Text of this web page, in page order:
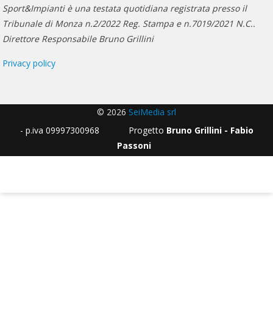
Sport&Impianti è una testata quotidiana registrata presso il
Tribunale di Monza n.2/2022 Reg. Stampa e n.7019/2021 N.C..
Direttore Responsabile Bruno Grillini
Privacy policy
© 2026 SeiMedia srl
- p.iva 09997300968 Progetto Bruno Grillini - Fabio
Passoni